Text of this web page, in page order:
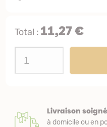
Total : 11,27 €
Livraison
à domicile ou en